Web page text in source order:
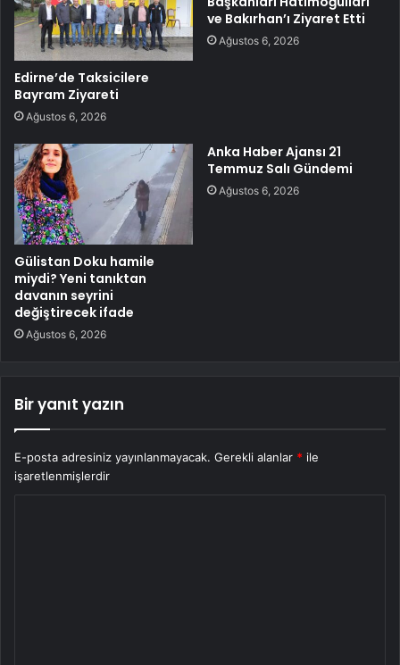
Edirne’de Taksicilere
Bayram Ziyareti
Ağustos 6, 2026
ve Bakırhan’ı Ziyaret Etti
Ağustos 6, 2026
Gülistan Doku hamile
miydi? Yeni tanıktan
davanın seyrini
değiştirecek ifade
Ağustos 6, 2026
Anka Haber Ajansı 21
Temmuz Salı Gündemi
Ağustos 6, 2026
Bir yanıt yazın
E-posta adresiniz yayınlanmayacak. Gerekli alanlar * ile
işaretlenmişlerdir